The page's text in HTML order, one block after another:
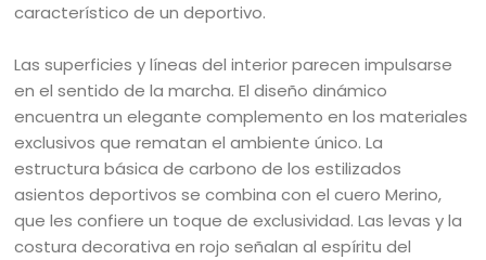
característico de un deportivo.
Las superficies y líneas del interior parecen impulsarse
en el sentido de la marcha. El diseño dinámico
encuentra un elegante complemento en los materiales
exclusivos que rematan el ambiente único. La
estructura básica de carbono de los estilizados
asientos deportivos se combina con el cuero Merino,
que les confiere un toque de exclusividad. Las levas y la
costura decorativa en rojo señalan al espíritu del